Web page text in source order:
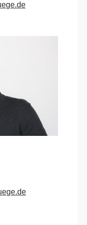
g d
g d